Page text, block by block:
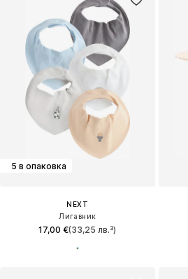
5 в опаковка
NEXT
Лигавник
17,00 €(33,25 лв.³)